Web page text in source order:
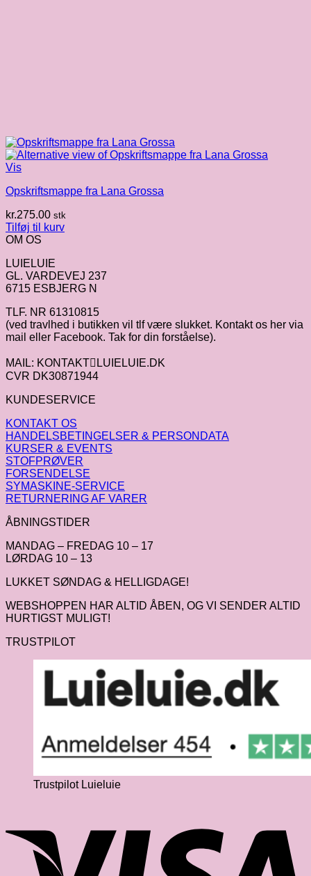
Vis
Opskriftsmappe fra Lana Grossa
kr.275.00 stk
Tilføj til kurv
OM OS
LUIELUIE
GL. VARDEVEJ 237
6715 ESBJERG N
TLF. NR 61310815
(ved travlhed i butikken vil tlf være slukket. Kontakt os her via
mail eller Facebook. Tak for din forståelse).
MAIL: KONTAKTLUIELUIE.DK
CVR DK30871944
KUNDESERVICE
KONTAKT OS
HANDELSBETINGELSER & PERSONDATA
KURSER & EVENTS
STOFPRØVER
FORSENDELSE
SYMASKINE-SERVICE
RETURNERING AF VARER
ÅBNINGSTIDER
MANDAG – FREDAG 10 – 17
LØRDAG 10 – 13
LUKKET SØNDAG & HELLIGDAGE!
WEBSHOPPEN HAR ALTID ÅBEN, OG VI SENDER ALTID
HURTIGST MULIGT!
TRUSTPILOT
Trustpilot Luieluie